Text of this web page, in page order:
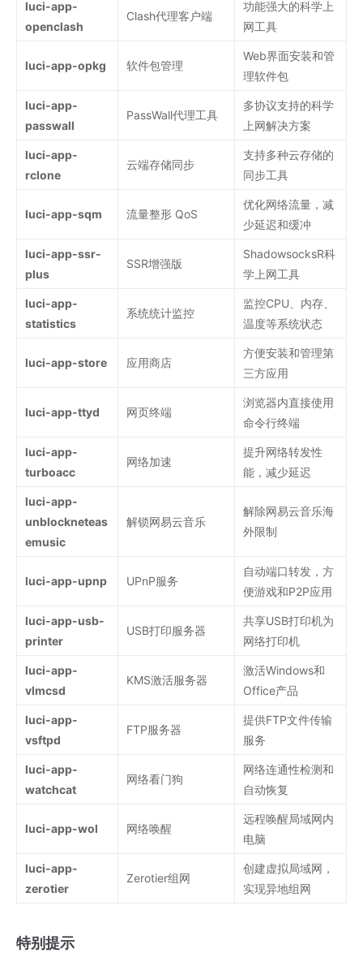
luci-app-
openclash
Clash代理客户端
功能强大的科学上
网工具
luci-app-opkg 软件包管理
Web界面安装和管
理软件包
luci-app-
passwall
PassWall代理工具
多协议支持的科学
上网解决方案
luci-app-
rclone
云端存储同步
支持多种云存储的
同步工具
luci-app-sqm 流量整形 QoS
优化网络流量，减
少延迟和缓冲
luci-app-ssr-
plus
SSR增强版
ShadowsocksR科
学上网工具
luci-app-
statistics
系统统计监控
监控CPU、内存、
温度等系统状态
luci-app-store 应用商店
方便安装和管理第
三方应用
luci-app-ttyd 网页终端
浏览器内直接使用
命令行终端
luci-app-
turboacc
网络加速
提升网络转发性
能，减少延迟
luci-app-
unblockneteas
emusic
解锁网易云音乐
解除网易云音乐海
外限制
luci-app-upnp UPnP服务
自动端口转发，方
便游戏和P2P应用
luci-app-usb-
printer
USB打印服务器
共享USB打印机为
网络打印机
luci-app-
vlmcsd
KMS激活服务器
激活Windows和
Office产品
luci-app-
vsftpd
FTP服务器
提供FTP文件传输
服务
luci-app-
watchcat
网络看门狗
网络连通性检测和
自动恢复
luci-app-wol 网络唤醒
远程唤醒局域网内
电脑
luci-app-
zerotier
Zerotier组网
创建虚拟局域网，
实现异地组网
特别提示